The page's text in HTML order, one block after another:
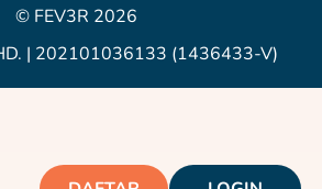
© FEV3R 2026
| 202101036133 (1436433-V)